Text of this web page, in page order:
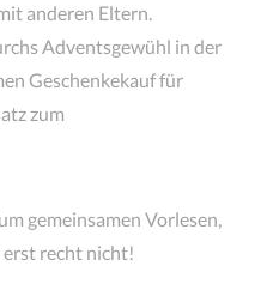
anderen Eltern.
Adventsgewühl in der
Geschenkekauf für
zum
gemeinsamen Vorlesen,
recht nicht!